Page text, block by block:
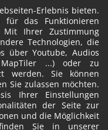
Erlebnis bieten.
für das Funktionieren
Ihrer Zustimmung
Technologien, die
über Youtube, Audios
...) oder zu
werden. Sie können
Sie zulassen möchten.
Ihrer Einstellungen
der Seite zur
und die Möglichkeit
Sie in unserer